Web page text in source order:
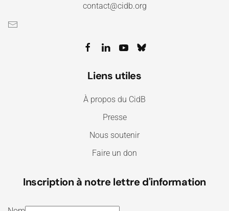
contact@cidb.org
Liens utiles
À propos du CidB
Presse
Nous soutenir
Faire un don
Inscription à notre lettre d'information